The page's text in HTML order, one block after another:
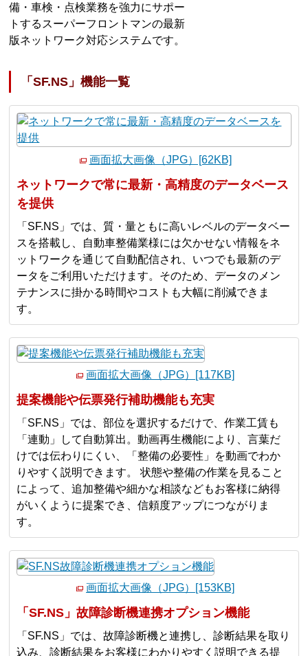
備・車検・点検業務を強力にサポー
トするスーパーフロントマンの最新
版ネットワーク対応システムです。
「SF.NS」機能一覧
画面拡大画像（JPG）[62KB]
ネットワークで常に最新・高精度のデータベース
を提供
「SF.NS」では、質・量ともに高いレベルのデータベー
スを搭載し、自動車整備業様には欠かせない情報をネ
ットワークを通じて自動配信され、いつでも最新のデ
ータをご利用いただけます。そのため、データのメン
テナンスに掛かる時間やコストも大幅に削減できま
す。
画面拡大画像（JPG）[117KB]
提案機能や伝票発行補助機能も充実
「SF.NS」では、部位を選択するだけで、作業工賃も
「連動」して自動算出。動画再生機能により、言葉だ
けでは伝わりにくい、「整備の必要性」を動画でわか
りやすく説明できます。 状態や整備の作業を見ること
によって、追加整備や細かな相談などもお客様に納得
がいくように提案でき、信頼度アップにつながりま
す。
画面拡大画像（JPG）[153KB]
「SF.NS」故障診断機連携オプション機能
「SF.NS」では、故障診断機と連携し、診断結果を取り
込み、診断結果をお客様にわかりやすく説明できる提